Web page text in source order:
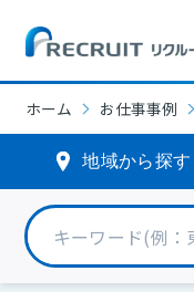
ホーム お仕事事例
地域から探す
分野から探す
機械エンジニア
電気・電子エンジニ
半導体エンジニア
エリアから探す
北海道・東北 (0)
北関東・甲信
首都圏 (3866)